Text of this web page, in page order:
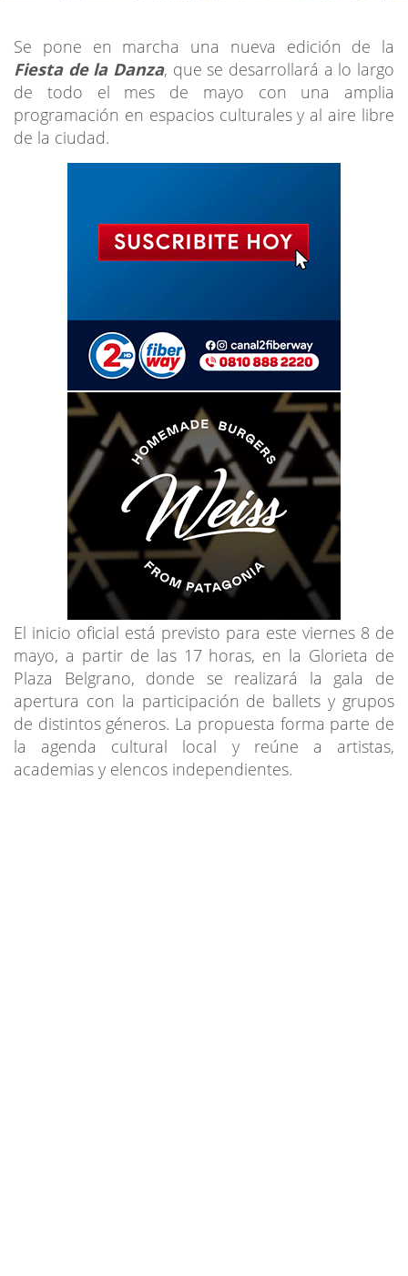
Se pone en marcha una nueva edición de la
Fiesta de la Danza, que se desarrollará a lo largo
de todo el mes de mayo con una amplia
programación en espacios culturales y al aire libre
de la ciudad.
El inicio oficial está previsto para este viernes 8 de
mayo, a partir de las 17 horas, en la Glorieta de
Plaza Belgrano, donde se realizará la gala de
apertura con la participación de ballets y grupos
de distintos géneros. La propuesta forma parte de
la agenda cultural local y reúne a artistas,
academias y elencos independientes.